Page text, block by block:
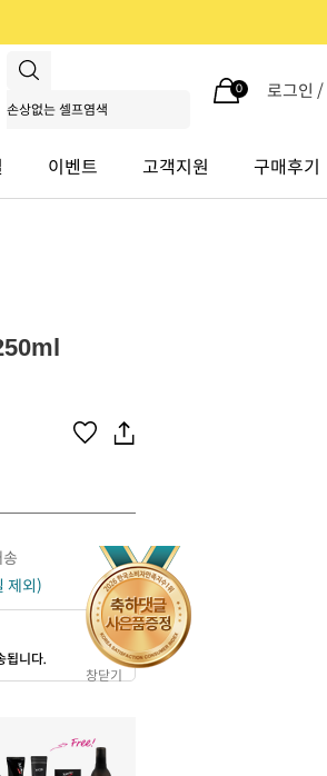
0 로그인 /
이벤트 고객지원 구매후기
창닫기
제외)
됩니다.